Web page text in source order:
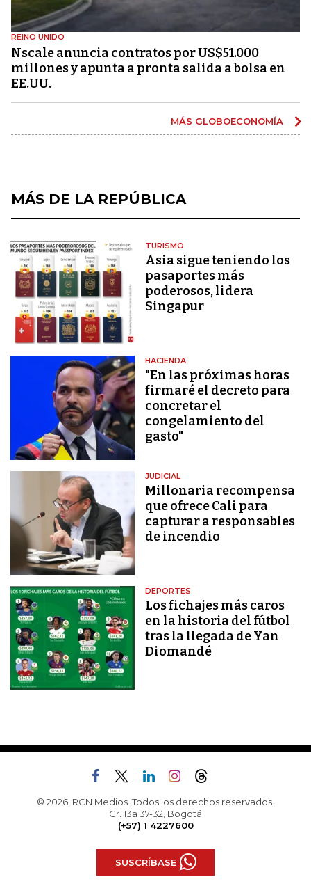
REINO UNIDO
Nscale anuncia contratos por US$51.000
millones y apunta a pronta salida a bolsa en
EE.UU.
MÁS GLOBOECONOMÍA
MÁS DE LA REPÚBLICA
TURISMO
Asia sigue teniendo los
pasaportes más
poderosos, lidera
Singapur
HACIENDA
"En las próximas horas
firmaré el decreto para
concretar el
congelamiento del
gasto"
JUDICIAL
Millonaria recompensa
que ofrece Cali para
capturar a responsables
de incendio
DEPORTES
Los fichajes más caros
en la historia del fútbol
tras la llegada de Yan
Diomandé
© 2026, RCN Medios. Todos los derechos reservados.
Cr. 13a 37-32, Bogotá
(+57) 1 4227600
SUSCRÍBASE